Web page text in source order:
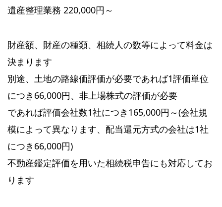
遺産整理業務 220,000円～
財産額、財産の種類、相続人の数等によって料金は
決まります
別途、土地の路線価評価が必要であれば1評価単位
につき66,000円、非上場株式の評価が必要
であれば評価会社数1社につき165,000円～(会社規
模によって異なります、配当還元方式の会社は1社
につき66,000円)
不動産鑑定評価を用いた相続税申告にも対応してお
ります